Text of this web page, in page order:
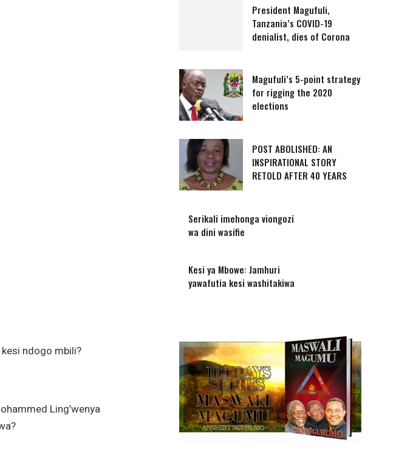
ndogo mbili?
Ling’wenya
President Magufuli,
Tanzania’s COVID-19
denialist, dies of Corona
Magufuli’s 5-point strategy
for rigging the 2020
elections
POST ABOLISHED: AN
INSPIRATIONAL STORY
RETOLD AFTER 40 YEARS
Serikali imehonga viongozi
wa dini wasifie
Kesi ya Mbowe: Jamhuri
yawafutia kesi washitakiwa